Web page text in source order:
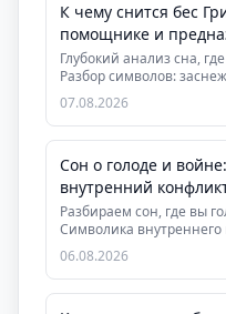
К чему снится бес
помощнике и
Глубокий анализ сна,
Разбор символов:
07.08.2026
Сон о голоде и
внутренний
Разбираем сон, где вы
Символика
Практическ...
06.08.2026